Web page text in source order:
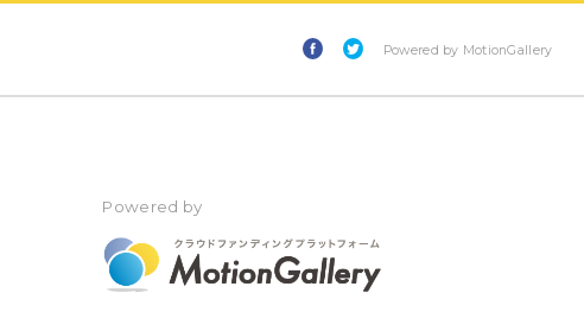
Powered by MotionGallery
Powered by